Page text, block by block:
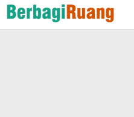
Lewati
ke